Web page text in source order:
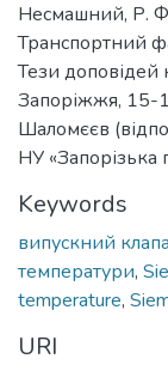
Несмашний, Р.
Транспортний
Тези доповідей
Запоріжжя, 15-
Шаломєєв
НУ «Запорізька
Keywords
випускний
температури,
temperature,
URI